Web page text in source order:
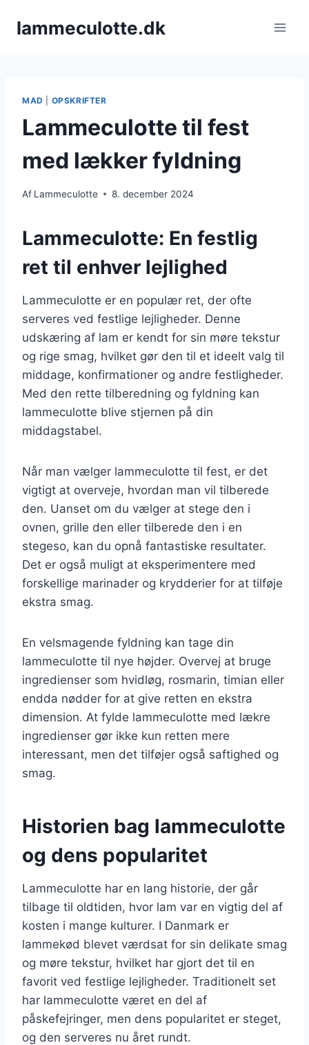
lammeculotte.dk
MAD OPSKRIFTER
Lammeculotte til fest
med lækker fyldning
Af Lammeculotte 8. december 2024
Lammeculotte: En festlig
ret til enhver lejlighed
Lammeculotte er en populær ret, der ofte
serveres ved festlige lejligheder. Denne
udskæring af lam er kendt for sin møre tekstur
og rige smag, hvilket gør den til et ideelt valg til
middage, konfirmationer og andre festligheder.
Med den rette tilberedning og fyldning kan
lammeculotte blive stjernen på din
middagstabel.
Når man vælger lammeculotte til fest, er det
vigtigt at overveje, hvordan man vil tilberede
den. Uanset om du vælger at stege den i
ovnen, grille den eller tilberede den i en
stegeso, kan du opnå fantastiske resultater.
Det er også muligt at eksperimentere med
forskellige marinader og krydderier for at tilføje
ekstra smag.
En velsmagende fyldning kan tage din
lammeculotte til nye højder. Overvej at bruge
ingredienser som hvidløg, rosmarin, timian eller
endda nødder for at give retten en ekstra
dimension. At fylde lammeculotte med lækre
ingredienser gør ikke kun retten mere
interessant, men det tilføjer også saftighed og
smag.
Historien bag lammeculotte
og dens popularitet
Lammeculotte har en lang historie, der går
tilbage til oldtiden, hvor lam var en vigtig del af
kosten i mange kulturer. I Danmark er
lammekød blevet værdsat for sin delikate smag
og møre tekstur, hvilket har gjort det til en
favorit ved festlige lejligheder. Traditionelt set
har lammeculotte været en del af
påskefejringer, men dens popularitet er steget,
og den serveres nu året rundt.